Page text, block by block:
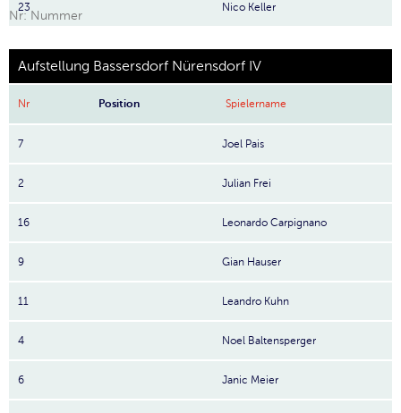
23 Nico Keller
Nr: Nummer
Aufstellung Bassersdorf Nürensdorf IV
Nr Position Spielername
7 Joel Pais
2 Julian Frei
16 Leonardo Carpignano
9 Gian Hauser
11 Leandro Kuhn
4 Noel Baltensperger
6 Janic Meier